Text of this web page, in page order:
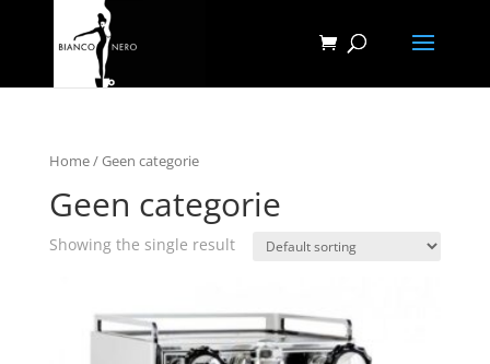
Home/ Geen categorie
Geen categorie
Showing the single result